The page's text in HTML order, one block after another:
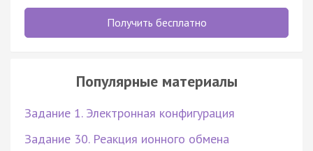
Получить бесплатно
Популярные материалы
Задание 1. Электронная конфигурация
Задание 30. Реакция ионного обмена